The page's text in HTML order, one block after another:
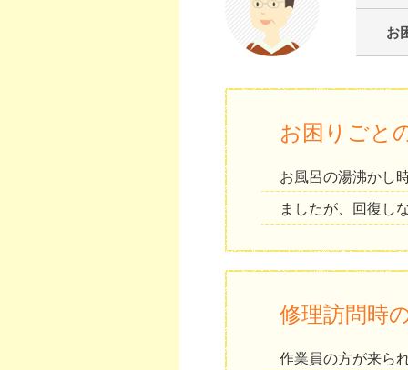
お
お困りごと
お風呂の湯沸かし
ましたが、回復し
修理訪問時
作業員の方が来ら